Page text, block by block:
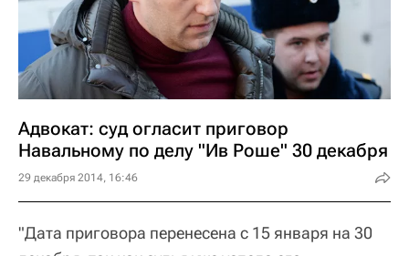
Адвокат: суд огласит приговор
Навальному по делу "Ив Роше" 30 декабря
29 декабря 2014, 16:46
"Дата приговора перенесена с 15 января на 30